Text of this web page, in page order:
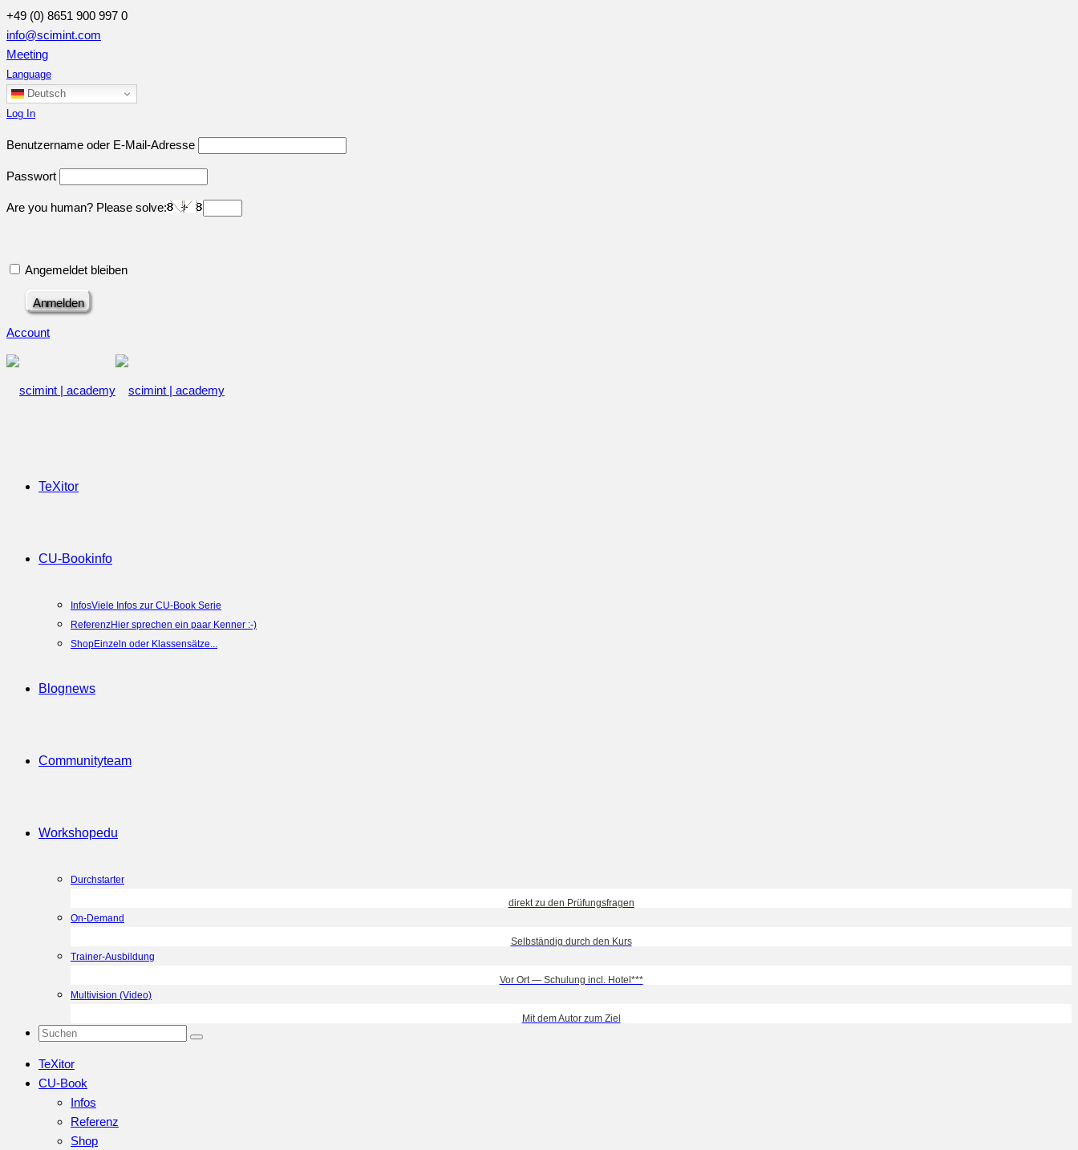
+49 (0) 8651 900 997 0
info@scimint.com
Meeting
Language
Deutsch
Log In
Benutzername oder E-Mail-Adresse
Passwort
Are you human? Please solve:
Angemeldet bleiben
Account
TeXitor
CU-Bookinfo
InfosViele Infos zur CU-Book Serie
ReferenzHier sprechen ein paar Kenner :-)
ShopEinzeln oder Klassensätze...
Blognews
Communityteam
Workshopedu
Durchstarter
direkt zu den Prüfungsfragen
On-Demand
Selbständig durch den Kurs
Trainer-Ausbildung
Vor Ort — Schulung incl. Hotel***
Multivision (Video)
Mit dem Autor zum Ziel
TeXitor
CU-Book
Infos
Referenz
Shop